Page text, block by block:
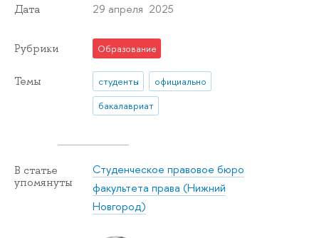
Дата 29 апреля 2025
Рубрики Образование
Темы студенты
официально
бакалавриат
В статье
упомянуты
Студенческое правовое бюро
факультета права (Нижний
Новгород)